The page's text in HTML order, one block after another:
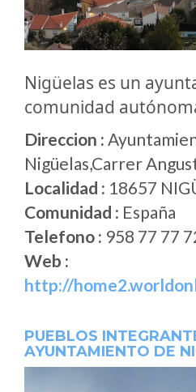
Nigüelas es un
comunidad
Direccion :
Nigüelas,Carrer
Localidad : 18657
Comunidad : España
Telefono : 958 77 77
Web :
http://
PUEBLOS
AYUNTAMIENTO DE